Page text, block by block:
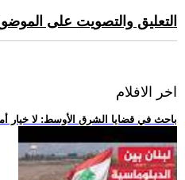
التعليق والتصويت على
اخر الافلام
.. باحث في قضايا الشرق الأوسط: لا خيار